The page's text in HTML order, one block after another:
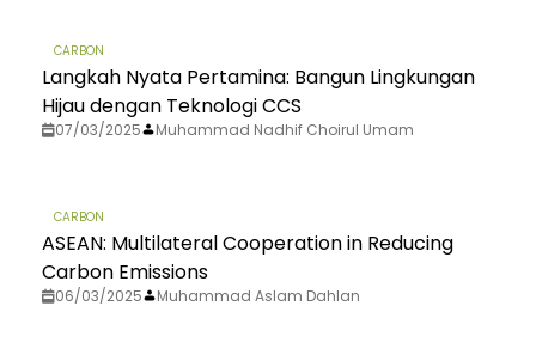
CARBON
Langkah Nyata Pertamina: Bangun Lingkungan
Hijau dengan Teknologi CCS
07/03/2025 Muhammad Nadhif Choirul Umam
CARBON
ASEAN: Multilateral Cooperation in Reducing
Carbon Emissions
06/03/2025 Muhammad Aslam Dahlan